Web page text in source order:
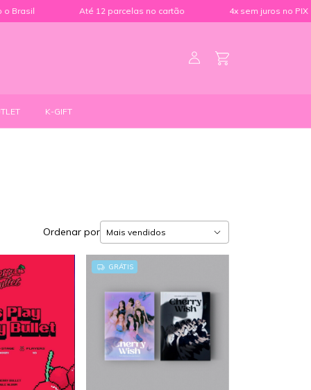
Até 12 parcelas no cartão 4x sem juros no PIX
K-GIFT
Ordenar por
GRÁTIS